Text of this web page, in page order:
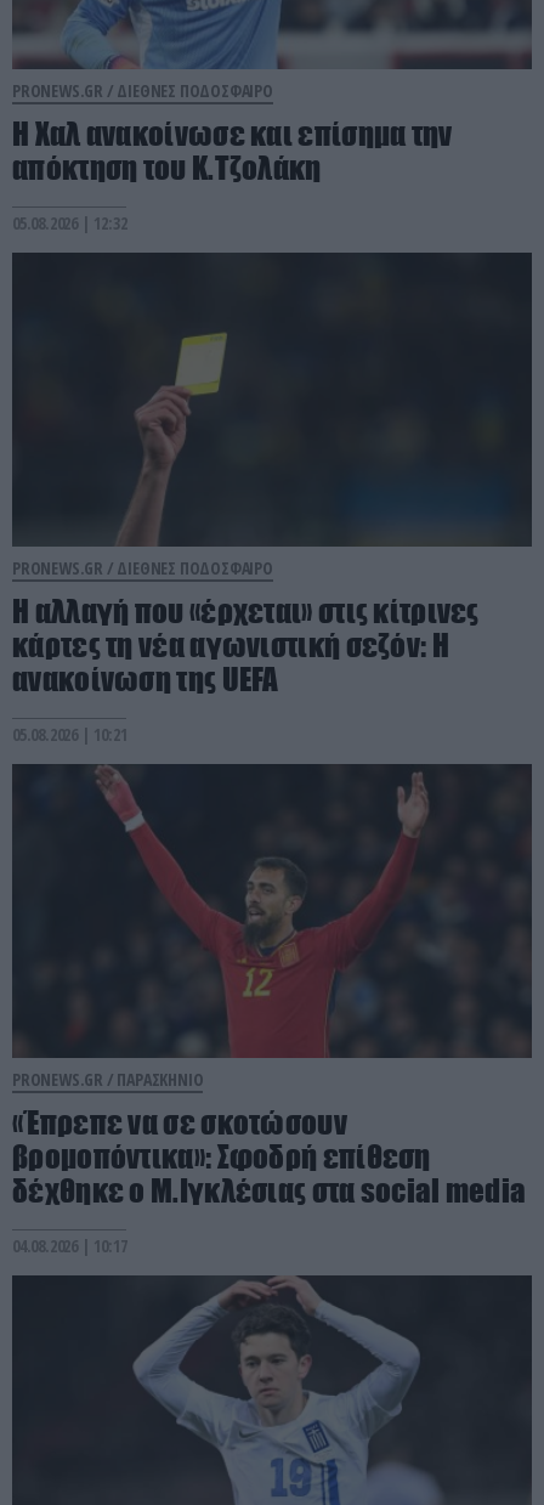
PRONEWS.GR / ΔΙΕΘΝΕΣ ΠΟΔΟΣΦΑΙΡΟ
Η Χαλ ανακοίνωσε και επίσημα την
απόκτηση του Κ.Τζολάκη
05.08.2026 | 12:32
PRONEWS.GR / ΔΙΕΘΝΕΣ ΠΟΔΟΣΦΑΙΡΟ
Η αλλαγή που «έρχεται» στις κίτρινες
κάρτες τη νέα αγωνιστική σεζόν: Η
ανακοίνωση της UEFA
05.08.2026 | 10:21
PRONEWS.GR / ΠΑΡΑΣΚΗΝΙΟ
«Έπρεπε να σε σκοτώσουν
βρομοπόντικα»: Σφοδρή επίθεση
δέχθηκε ο Μ.Ιγκλέσιας στα social media
04.08.2026 | 10:17